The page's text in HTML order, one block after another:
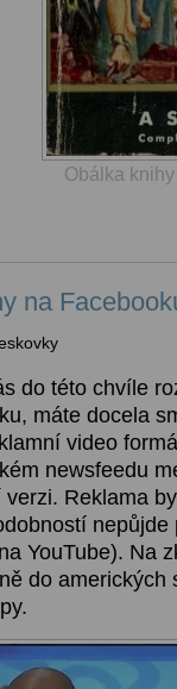
Obálka
na
do této chvíle
máte docela
video
newsfeedu
verzi. Reklama
YouTube). Na
do